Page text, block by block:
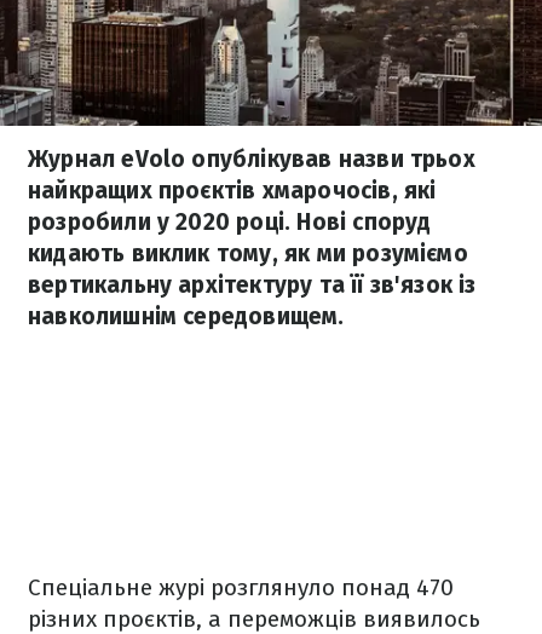
Журнал eVolo опублікував назви трьох
найкращих проєктів хмарочосів, які
розробили у 2020 році. Нові споруд
кидають виклик тому, як ми розуміємо
вертикальну архітектуру та її зв'язок із
навколишнім середовищем.
Спеціальне журі розглянуло понад 470
різних проєктів, а переможців виявилось